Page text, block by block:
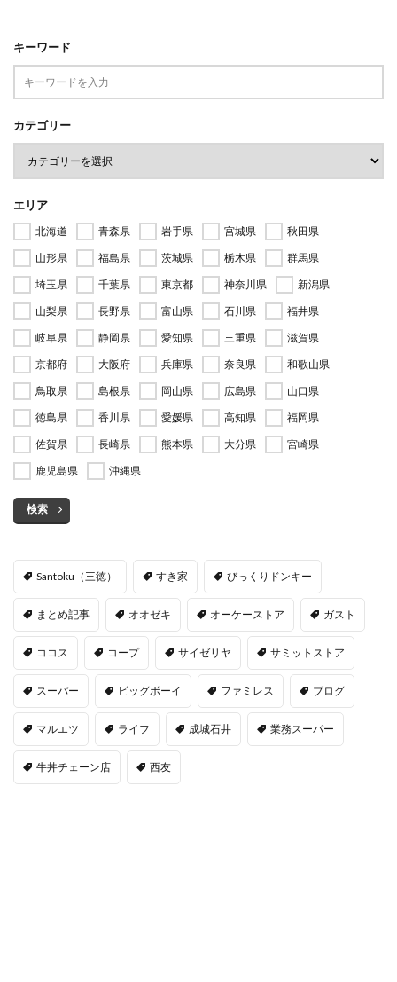
キーワード
カテゴリー
エリア
北海道 青森県 岩手県 宮城県
秋田県
山形県
福島県 茨城県 栃木県
群馬県
埼玉県
千葉県 東京都 神奈川県
新潟県
山梨県
長野県 富山県 石川県
福井県
岐阜県
静岡県 愛知県 三重県
滋賀県
京都府
大阪府 兵庫県 奈良県
和歌山県
鳥取県
島根県 岡山県 広島県
山口県
徳島県
香川県 愛媛県 高知県
福岡県
佐賀県
長崎県 熊本県 大分県
宮崎県
鹿児島県
沖縄県
検索
Santoku（三徳） すき家 びっくりドンキー
まとめ記事 オオゼキ オーケーストア ガスト
ココス コープ サイゼリヤ サミットストア
スーパー ビッグボーイ ファミレス ブログ
マルエツ ライフ 成城石井 業務スーパー
牛丼チェーン店 西友